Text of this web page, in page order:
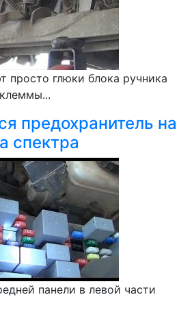
просто глюки блока ручника
предохранитель на
спектра
панели в левой части